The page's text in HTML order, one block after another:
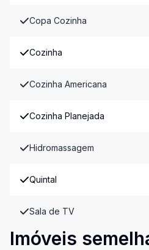
Copa Cozinha
Cozinha
Cozinha Americana
Cozinha Planejada
Hidromassagem
Quintal
Sala de TV
Imóveis